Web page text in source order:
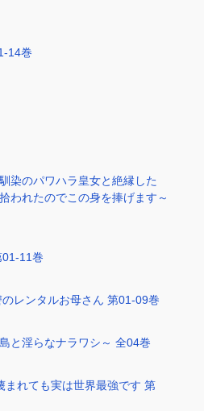
14巻
染のパワハラ皇女と絶縁した
われたのでこの身を捧げます～
11巻
レンタルお母さん 第01-09巻
と淫らなナラワシ～ 全04巻
まれても実は世界最強です 第